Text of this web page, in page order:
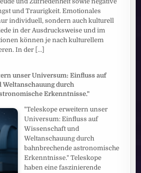
und Traurigkeit. Emotionales
individuell, sondern auch kulturell
in der Ausdrucksweise und im
können je nach kulturellem
In der [...]
unser Universum: Einfluss auf
Weltanschauung durch
Erkenntnisse."
"Teleskope erweitern unser
Universum: Einfluss auf
Wissenschaft und
Weltanschauung durch
bahnbrechende astronomische
Erkenntnisse." Teleskope
haben eine faszinierende